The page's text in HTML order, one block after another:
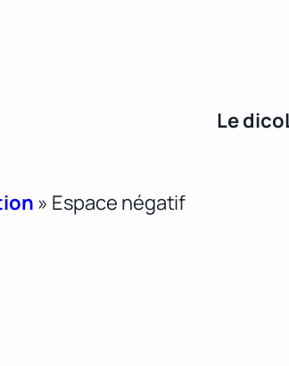
Le dico
» Espace négatif